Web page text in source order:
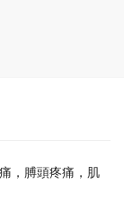
，膊頭疼痛，肌